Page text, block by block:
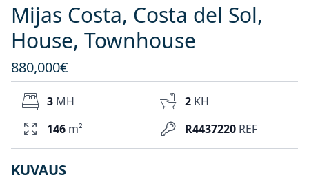
Mijas Costa, Costa del Sol,
House, Townhouse
880,000€
R4437220 REF
3 MH 2 KH
146 m²
KUVAUS